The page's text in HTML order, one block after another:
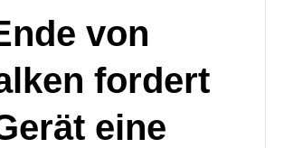
von
fordert
eine